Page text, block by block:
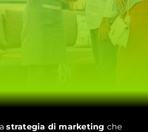
strategia di marketing che